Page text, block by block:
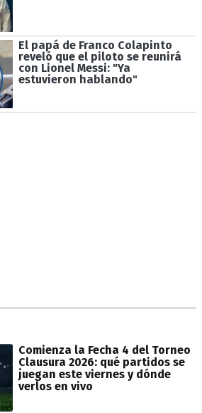
El papá de Franco Colapinto
reveló que el piloto se reunirá
con Lionel Messi: "Ya
estuvieron hablando"
Comienza la Fecha 4 del Torneo
Clausura 2026: qué partidos se
juegan este viernes y dónde
verlos en vivo